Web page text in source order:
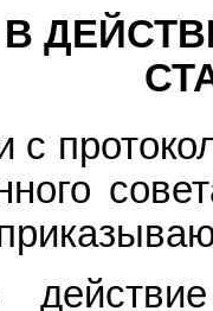
с